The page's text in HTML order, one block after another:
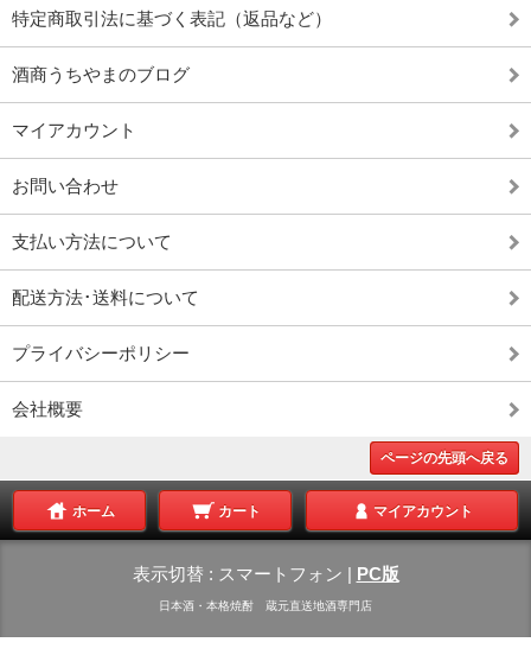
特定商取引法に基づく表記（返品など）
酒商うちやまのブログ
マイアカウント
お問い合わせ
支払い方法について
配送方法･送料について
プライバシーポリシー
会社概要
ページの先頭へ戻る
ホーム カート マイアカウント
表示切替 : スマートフォン PC版
日本酒・本格焼酎 蔵元直送地酒専門店